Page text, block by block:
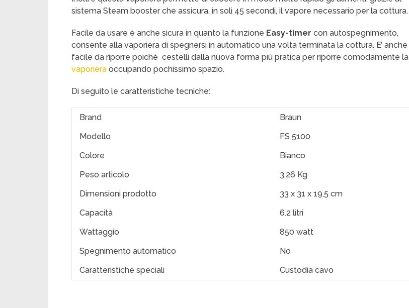
sistema Steam booster che assicura, in soli 45 secondi, il vapore necessario per la cottura.
Facile da usare è anche sicura in quanto la funzione Easy-timer con autospegnimento,
consente alla vaporiera di spegnersi in automatico una volta terminata la cottura. E’ anche
facile da riporre poichè cestelli dalla nuova forma più pratica per riporre comodamente la
vaporiera occupando pochissimo spazio.
Di seguito le caratteristiche tecniche:
Brand
Braun
Modello
FS 5100
Colore
Bianco
Peso articolo
3,26 Kg
Dimensioni prodotto
33 x 31 x 19,5 cm
Capacità
6.2 litri
Wattaggio
850 watt
Spegnimento automatico
No
Caratteristiche speciali
Custodia cavo